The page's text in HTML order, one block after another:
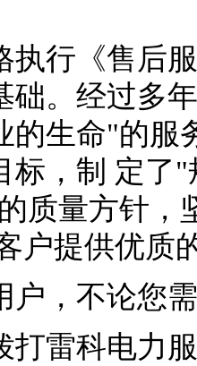
《售后服
础。经过多
的生命"的服
标，制 定了
质量方针，
户提供优质
，不论您需
雷科电力服